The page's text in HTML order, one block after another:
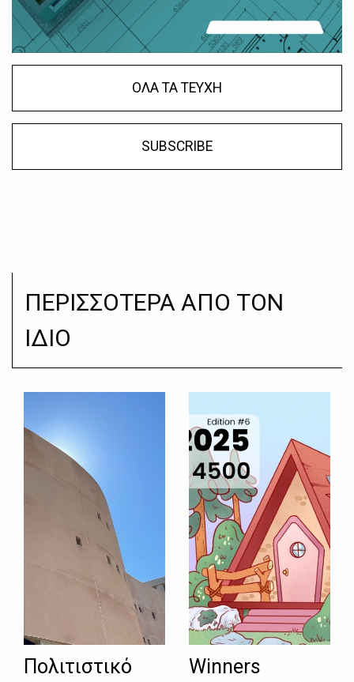
ΟΛΑ ΤΑ ΤΕΥΧΗ
SUBSCRIBE
ΠΕΡΙΣΣΟΤΕΡΑ ΑΠΟ ΤΟΝ
ΙΔΙΟ
Πολιτιστικό
Winners